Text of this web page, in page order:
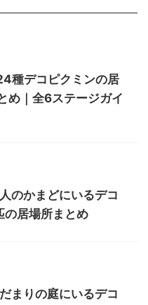
種デコピクミンの居
め｜全6ステージガイ
のかまどにいるデコ
の居場所まとめ
まりの庭にいるデコ